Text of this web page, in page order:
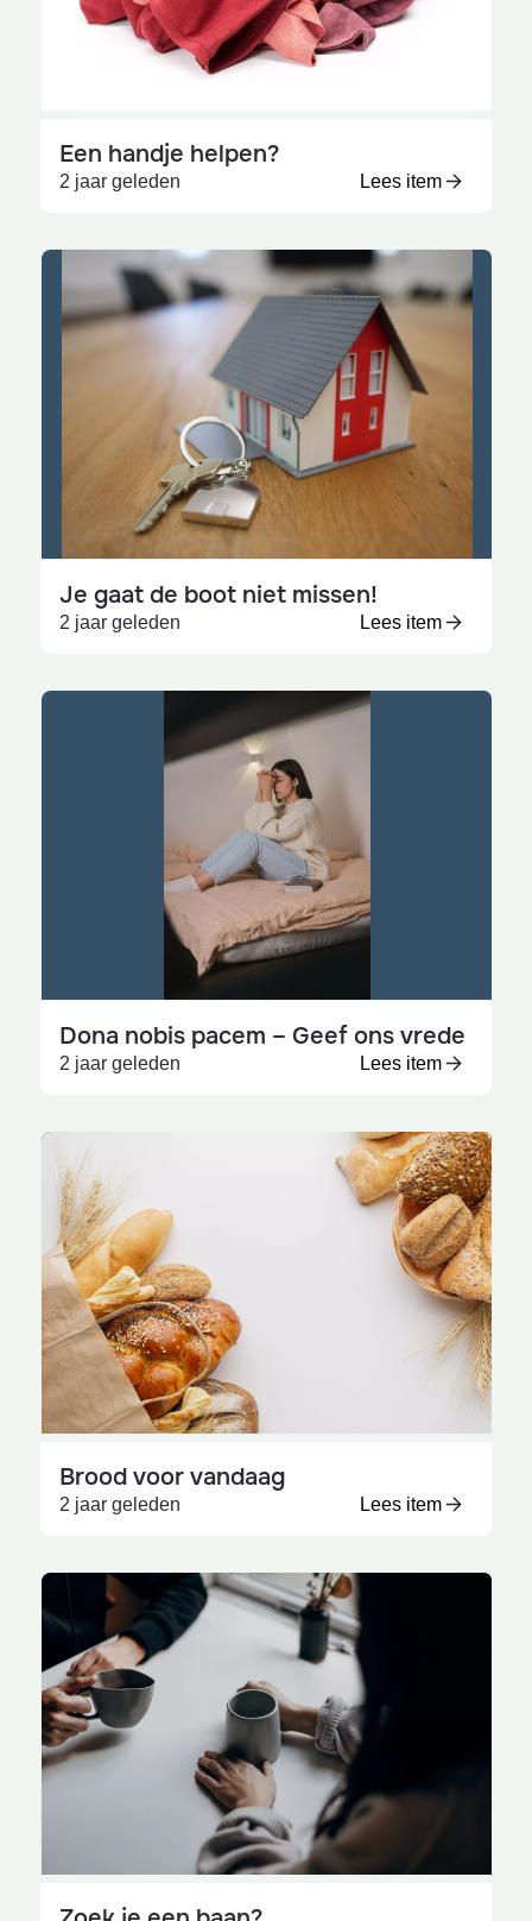
Een handje helpen?
2 jaar geleden Lees item
Je gaat de boot niet missen!
2 jaar geleden Lees item
Dona nobis pacem – Geef ons vrede
2 jaar geleden Lees item
Brood voor vandaag
2 jaar geleden Lees item